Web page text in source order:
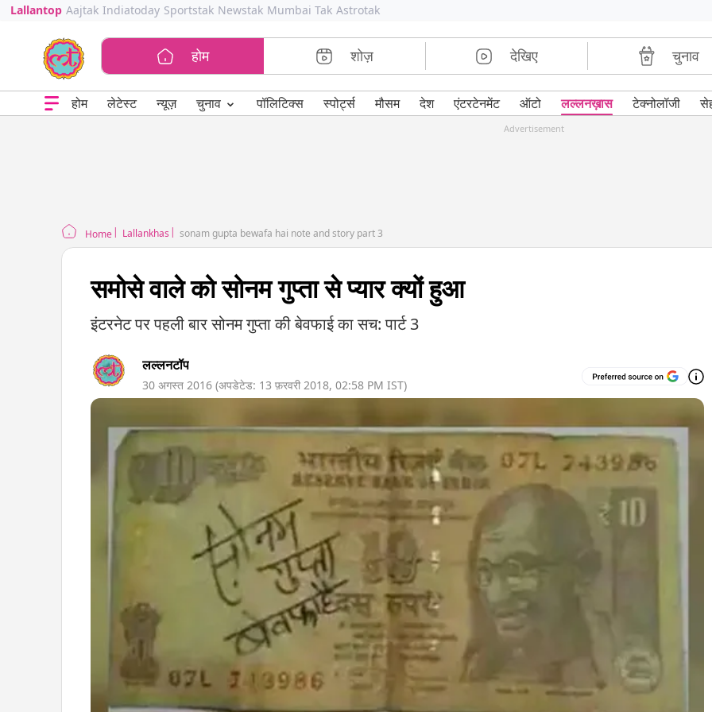
Lallantop Aajtak Indiatoday Sportstak Newstak Mumbai Tak Astrotak
होम शोज़ देखिए चुनाव
होम लेटेस्ट न्यूज़ चुनाव ⌄ पॉलिटिक्स स्पोर्ट्स मौसम देश एंटरटेनमेंट ऑटो लल्लनख़ास टेक्नोलॉजी
Advertisement
Home Lallankhas sonam gupta bewafa hai note and story part 3
समोसे वाले को सोनम गुप्ता से प्यार क्यों हुआ
इंटरनेट पर पहली बार सोनम गुप्ता की बेवफाई का सच: पार्ट 3
लल्लनटॉप
30 अगस्त 2016 (अपडेटेड: 13 फ़रवरी 2018, 02:58 PM IST)